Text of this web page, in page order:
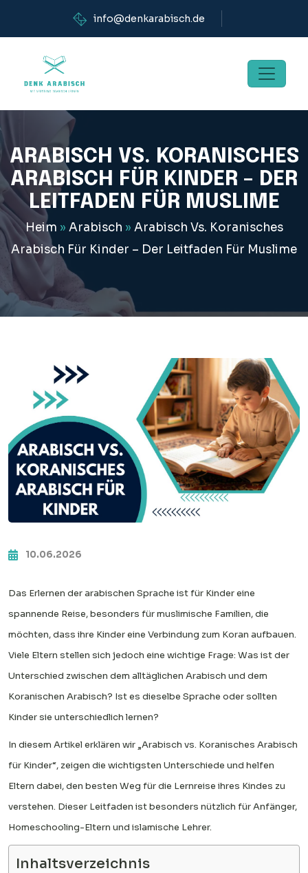
info@denkarabisch.de
ARABISCH VS. KORANISCHES
ARABISCH FÜR KINDER – DER
LEITFADEN FÜR MUSLIME
Heim » Arabisch » Arabisch Vs. Koranisches
Arabisch Für Kinder – Der Leitfaden Für Muslime
10.06.2026
Das Erlernen der arabischen Sprache ist für Kinder eine
spannende Reise, besonders für muslimische Familien, die
möchten, dass ihre Kinder eine Verbindung zum Koran aufbauen.
Viele Eltern stellen sich jedoch eine wichtige Frage: Was ist der
Unterschied zwischen dem alltäglichen Arabisch und dem
Koranischen Arabisch? Ist es dieselbe Sprache oder sollten
Kinder sie unterschiedlich lernen?
In diesem Artikel erklären wir „Arabisch vs. Koranisches Arabisch
für Kinder“, zeigen die wichtigsten Unterschiede und helfen
Eltern dabei, den besten Weg für die Lernreise ihres Kindes zu
verstehen. Dieser Leitfaden ist besonders nützlich für Anfänger,
Homeschooling-Eltern und islamische Lehrer.
Inhaltsverzeichnis